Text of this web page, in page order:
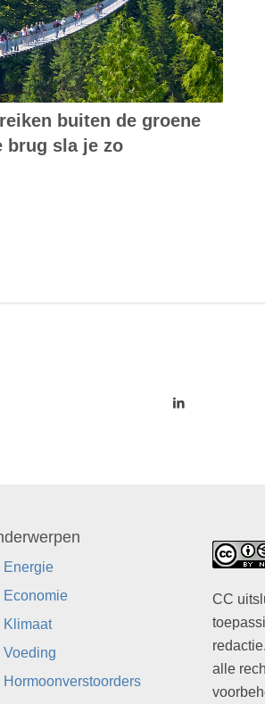
buiten de groene
brug sla je zo
Energie
Economie
Klimaat
Voeding
Hormoonverstoorders
CC
alle